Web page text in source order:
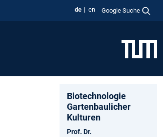
de en Google Suche
Biotechnologie
Gartenbaulicher
Kulturen
Prof. Dr.